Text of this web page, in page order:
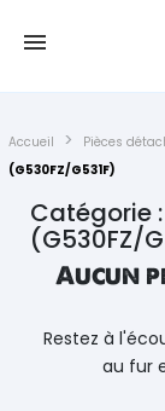
Accueil Pièces
(G530FZ/G531F)
Catégorie
(G530FZ/
Aucun
Restez à
au fur